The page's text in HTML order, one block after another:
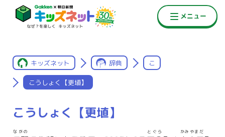
キッズネット 辞典 こ
こうしょく【更埴】
こうしょく【更埴】
ながの とぐら かみやまだ